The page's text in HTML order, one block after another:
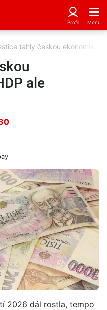
táhly českou ekonomiku,
ale
2026 dál rostla, tempo